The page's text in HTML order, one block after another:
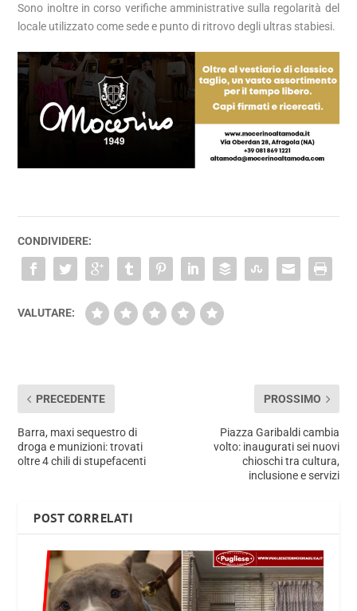
Sono inoltre in corso verifiche amministrative sulla regolarità del
locale utilizzato come sede e punto di ritrovo degli ultras stabiesi.
CONDIVIDERE:
VALUTARE:
PRECEDENTE
Barra, maxi sequestro di
droga e munizioni: trovati
oltre 4 chili di stupefacenti
PROSSIMO
Piazza Garibaldi cambia
volto: inaugurati sei nuovi
chioschi tra cultura,
inclusione e servizi
POST CORRELATI